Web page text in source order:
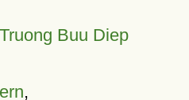
Buu Diep
,